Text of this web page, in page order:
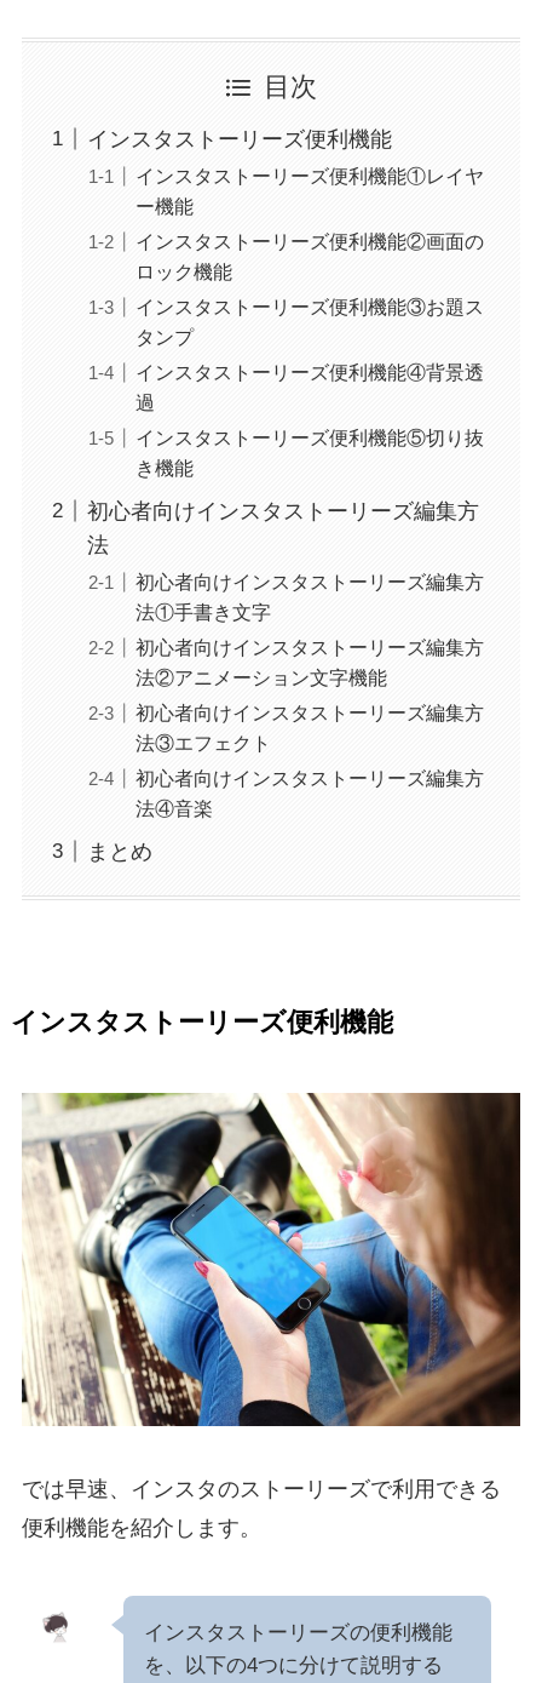
目次
インスタストーリーズ便利機能
インスタストーリーズ便利機能①レイヤ
ー機能
インスタストーリーズ便利機能②画面の
ロック機能
インスタストーリーズ便利機能③お題ス
タンプ
インスタストーリーズ便利機能④背景透
過
インスタストーリーズ便利機能⑤切り抜
き機能
初心者向けインスタストーリーズ編集方
法
初心者向けインスタストーリーズ編集方
法①手書き文字
初心者向けインスタストーリーズ編集方
法②アニメーション文字機能
初心者向けインスタストーリーズ編集方
法③エフェクト
初心者向けインスタストーリーズ編集方
法④音楽
まとめ
インスタストーリーズ便利機能
では早速、インスタのストーリーズで利用できる
便利機能を紹介します。
インスタストーリーズの便利機能
を、以下の4つに分けて説明する